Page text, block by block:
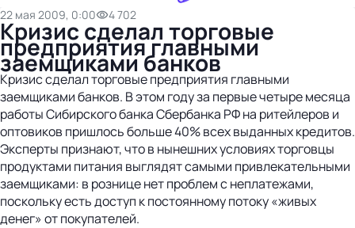
22 мая 2009, 0:00 4 702
Кризис сделал торговые
предприятия главными
заемщиками банков
Кризис сделал торговые предприятия главными
заемщиками банков. В этом году за первые четыре месяца
работы Сибирского банка Сбербанка РФ на ритейлеров и
оптовиков пришлось больше 40% всех выданных кредитов.
Эксперты признают, что в нынешних условиях торговцы
продуктами питания выглядят самыми привлекательными
заемщиками: в рознице нет проблем с неплатежами,
поскольку есть доступ к постоянному потоку «живых
денег» от покупателей.